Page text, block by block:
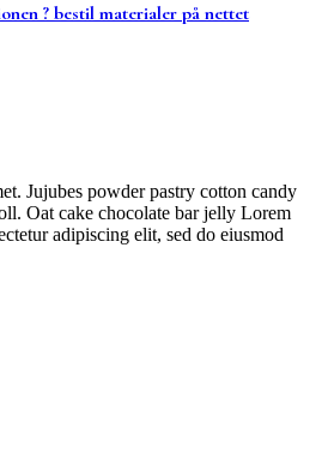
? bestil materialer på nettet
Jujubes powder pastry cotton candy
Oat cake chocolate bar jelly Lorem
adipiscing elit, sed do eiusmod